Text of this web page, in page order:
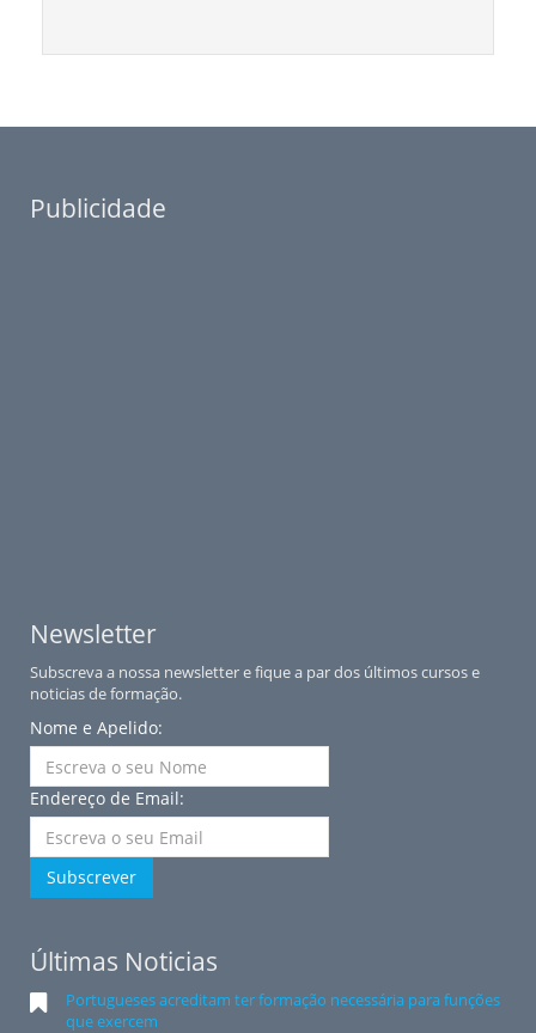
Publicidade
Newsletter
Subscreva a nossa newsletter e fique a par dos últimos cursos e
noticias de formação.
Nome e Apelido:
Endereço de Email:
Subscrever
Últimas Noticias
Portugueses acreditam ter formação necessária para funções
que exercem